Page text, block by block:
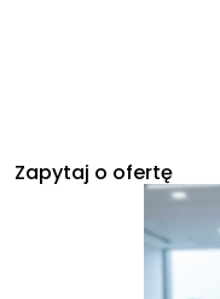
Zapytaj o ofertę